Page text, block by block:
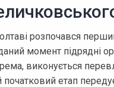
розпочався
момент підрядні
виконується
початковий етап